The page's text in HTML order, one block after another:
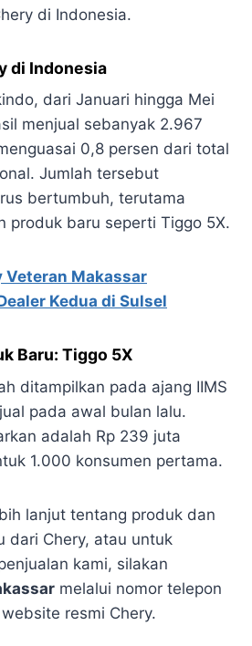
di Indonesia.
di Indonesia
dari Januari hingga Mei
menjual sebanyak 2.967
0,8 persen dari total
Jumlah tersebut
bertumbuh, terutama
produk baru seperti Tiggo 5X.
Veteran Makassar
Kedua di Sulsel
Baru: Tiggo 5X
ditampilkan pada ajang IIMS
pada awal bulan lalu.
adalah Rp 239 juta
1.000 konsumen pertama.
lanjut tentang produk dan
dari Chery, atau untuk
kami, silakan
melalui nomor telepon
resmi Chery.